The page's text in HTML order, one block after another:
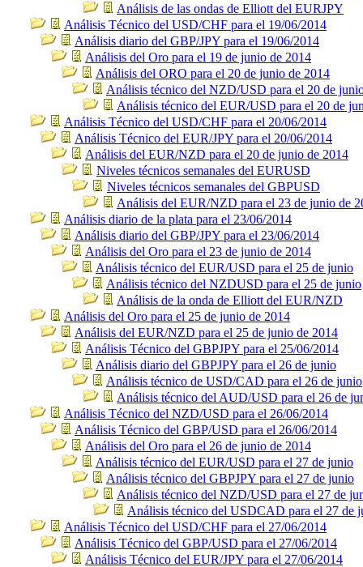
Análisis de las ondas de Elliott del EURJPY
Análisis Técnico del USD/CHF para el 19/06/2014
Análisis diario del GBP/JPY para el 19/06/2014
Análisis del Oro para el 19 de junio de 2014
Análisis del ORO para el 20 de junio de 2014
Análisis técnico del NZD/USD para el 20 de
Análisis técnico del EUR/USD para el 20 de
Análisis Técnico del USD/CHF para el 20/06/2014
Análisis Técnico del EUR/JPY para el 20/06/2014
Análisis del EUR/NZD para el 20 de junio de 2014
Niveles técnicos semanales del EURUSD
Niveles técnicos semanales del GBPUSD
Análisis del EUR/NZD para el 23 de junio de
Análisis diario de la plata para el 23/06/2014
Análisis diario del GBP/JPY para el 23/06/2014
Análisis del Oro para el 23 de junio de 2014
Análisis técnico del EUR/USD para el 25 de junio
Análisis técnico del NZDUSD para el 25 de junio
Análisis de la onda de Elliott del EUR/NZD
Análisis del Oro para el 25 de junio de 2014
Análisis del EUR/NZD para el 25 de junio de 2014
Análisis Técnico del GBPJPY para el 25/06/2014
Análisis diario del GBPJPY para el 26 de junio
Análisis técnico de USD/CAD para el 26 de junio
Análisis técnico del AUD/USD para el 26 de
Análisis Técnico del NZD/USD para el 26/06/2014
Análisis Técnico del GBP/USD para el 26/06/2014
Análisis del Oro para el 26 de junio de 2014
Análisis técnico del EUR/USD para el 27 de junio
Análisis técnico del GBPJPY para el 27 de junio
Análisis técnico del NZD/USD para el 27 de
Análisis técnico del USDCAD para el 27 de
Análisis Técnico del USD/CHF para el 27/06/2014
Análisis Técnico del GBP/USD para el 27/06/2014
Análisis Técnico del EUR/JPY para el 27/06/2014